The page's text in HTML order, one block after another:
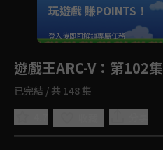
玩遊戲 賺POINTS！
登入後即可解鎖專屬任務
遊戲王ARC-V：第102集
已完結 / 共 148 集